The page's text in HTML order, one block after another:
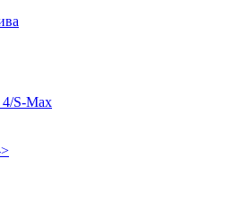
4/S-Max